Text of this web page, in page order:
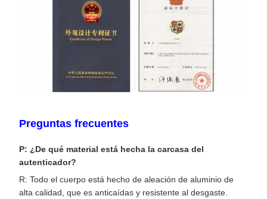
Preguntas frecuentes
P: ¿De qué material está hecha la carcasa del
autenticador?
R: Todo el cuerpo está hecho de aleación de aluminio de
alta calidad, que es anticaídas y resistente al desgaste.